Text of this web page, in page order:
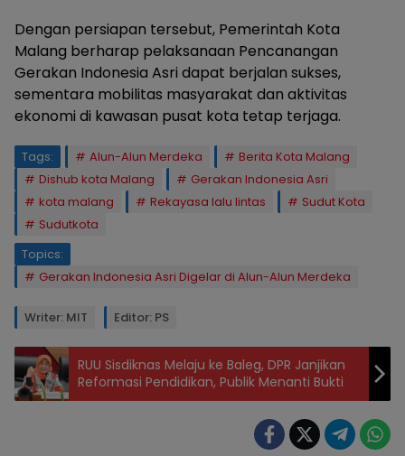
Dengan persiapan tersebut, Pemerintah Kota
Malang berharap pelaksanaan Pencanangan
Gerakan Indonesia Asri dapat berjalan sukses,
sementara mobilitas masyarakat dan aktivitas
ekonomi di kawasan pusat kota tetap terjaga.
Tags: Alun-Alun Merdeka
Berita Kota Malang
Dishub kota Malang
Gerakan Indonesia Asri
kota malang
Rekayasa lalu lintas
Sudut Kota
Sudutkota
Topics:
Gerakan Indonesia Asri Digelar di Alun-Alun Merdeka
Writer: MIT Editor: PS
RUU Sisdiknas Melaju ke Baleg, DPR Janjikan
Reformasi Pendidikan, Publik Menanti Bukti